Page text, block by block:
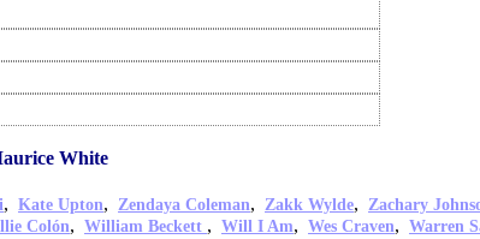
White
, Kate Upton, Zendaya Coleman, Zakk Wylde, Zachary
Colón, William Beckett , Will I Am, Wes Craven, Warren